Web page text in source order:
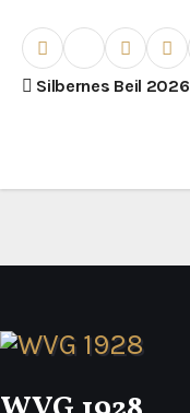
B
i
r
g
s
Silbernes Beil 2026